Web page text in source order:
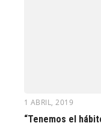
1 ABRIL, 2019
“Tenemos el